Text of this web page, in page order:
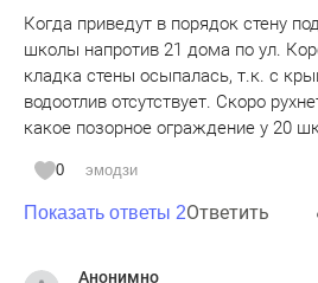
Когда приведут в порядок стену
школы напротив 21 дома по ул.
кладка стены осыпалась, т.к. с
водоотлив отсутствует. Скоро
какое позорное ограждение у 20
0 эмодзи
Показать ответы 2Ответить
Анонимно